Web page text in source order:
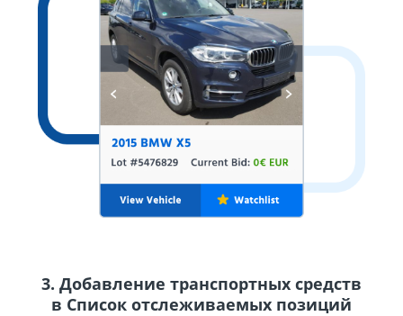
3. Добавление транспортных средств
в Список отслеживаемых позиций